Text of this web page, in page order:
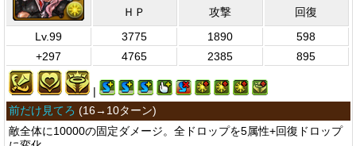
ＨＰ 攻撃
回復
Lv.99
3775 1890
598
+297
4765 2385 895
|
前だけ見てろ (16→10ターン)
敵全体に10000の固定ダメージ。全ドロップを5属性+回復ドロップ